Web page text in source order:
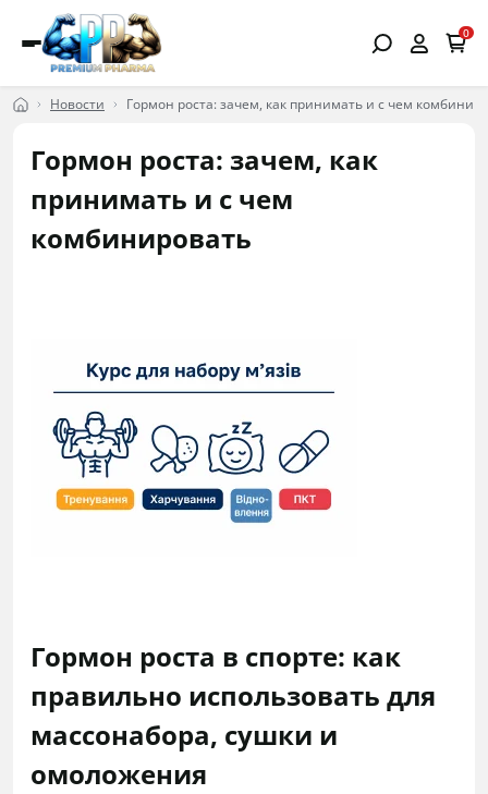
0
Новости Гормон роста: зачем, как принимать и с чем
Гормон роста: зачем, как
принимать и с чем
комбинировать
Гормон роста в спорте: как
правильно использовать для
массонабора, сушки и
омоложения